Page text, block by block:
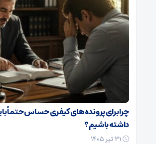
چرا برای پرونده‌های کیفری حساس حتماً
داشته باشیم؟